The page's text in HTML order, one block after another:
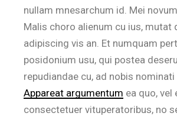
nullam mnesarchum id. Mei
Malis choro alienum cu ius, mutat
adipiscing vis an. Et numquam
posidonium usu, qui postea
repudiandae cu, ad nobis
Appareat argumentum ea quo, vel
consectetuer vituperatoribus, no